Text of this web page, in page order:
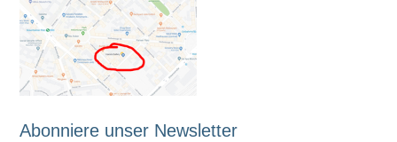
Abonniere unser Newsletter